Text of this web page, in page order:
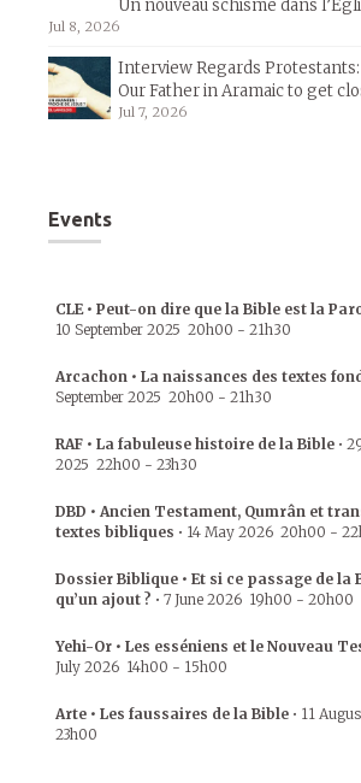
Un nouveau schisme dans
Jul 8, 2026
Interview Regards
Our Father in Aramaic to get
Jul 7, 2026
Events
CLE • Peut-on dire que la Bible est la
10 September 2025 20h00 - 21h30
Arcachon • La naissances des textes
September 2025 20h00 - 21h30
RAF • La fabuleuse histoire de la Bible •
2025 22h00 - 23h30
DBD • Ancien Testament, Qumrân et
textes bibliques • 14 May 2026 20h00 -
Dossier Biblique • Et si ce passage de la
qu’un ajout ? • 7 June 2026 19h00 - 20h00
Yehi-Or • Les esséniens et le Nouveau
July 2026 14h00 - 15h00
Arte • Les faussaires de la Bible • 11
23h00